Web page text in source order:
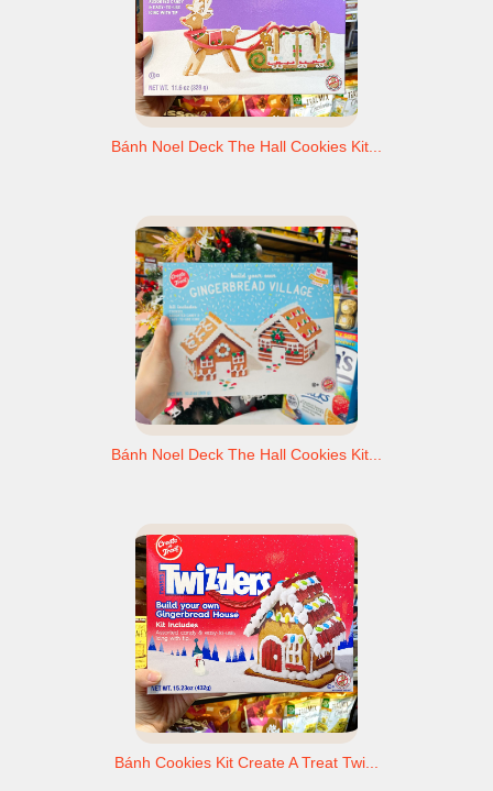
Bánh Noel Deck The Hall Cookies Kit...
Bánh Noel Deck The Hall Cookies Kit...
Bánh Cookies Kit Create A Treat Twi...